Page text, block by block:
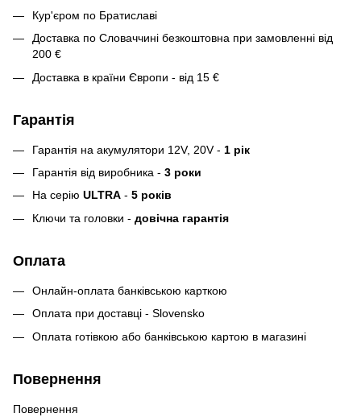
Кур'єром по Братиславі
Доставка по Словаччині безкоштовна при замовленні від
200 €
Доставка в країни Європи - від 15 €
Гарантія
Гарантія на акумулятори 12V, 20V - 1 рік
Гарантія від виробника - 3 роки
На серію ULTRA - 5 років
Ключи та головки - довічна гарантія
Оплата
Онлайн-оплата банківською карткою
Оплата при доставці - Slovensko
Оплата готівкою або банківською картою в магазині
Повернення
Повернення